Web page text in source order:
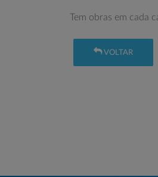
Tem obras em cada
VOLTAR